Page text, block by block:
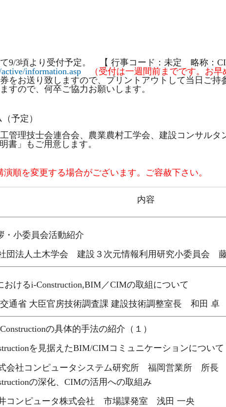
9/3頃より受付予定。 【 行事コード：未定 略称：
information.asp
（受付は一週間前までです。お
をお送り致しますので、プリントアウトして当日ご持
すので、何卒ご協力お願いします。
予定）
管理技士会連合会、農業農村工学会、建設コンサルタ
書」もご用意します。
順を変更する場合がございます。ご容赦下さい。
内容
小委員会活動紹介
団法人土木学会 建設３次元情報利用研究小委員会
けるi-Construction,BIM／CIMの取組について
通省 大臣官房技術調査課 建設技術調整室長 和田 卓
の具体的手法の紹介（１）
を見据えたBIM/CIMコミュニケーションについて
会社コンピュータシステム研究所 福岡営業所 所長
の深化、CIMの活用への取組み
コンピュータ株式会社 市場課発室 浅田 一央